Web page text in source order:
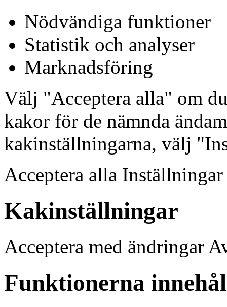
Nödvändiga funktioner
Statistik och analyser
Marknadsföring
Välj "Acceptera alla" om
kakor för de nämnda
kakinställningarna, välj
Acceptera alla
Kakinställningar
Acceptera med ändringar
Funktionerna